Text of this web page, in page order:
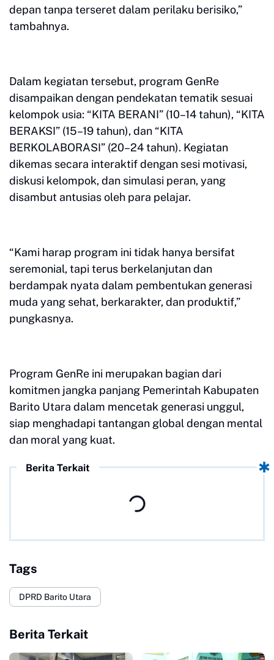
depan tanpa terseret dalam perilaku berisiko,”
tambahnya.
Dalam kegiatan tersebut, program GenRe
disampaikan dengan pendekatan tematik sesuai
kelompok usia: “KITA BERANI” (10–14 tahun), “KITA
BERAKSI” (15–19 tahun), dan “KITA
BERKOLABORASI” (20–24 tahun). Kegiatan
dikemas secara interaktif dengan sesi motivasi,
diskusi kelompok, dan simulasi peran, yang
disambut antusias oleh para pelajar.
“Kami harap program ini tidak hanya bersifat
seremonial, tapi terus berkelanjutan dan
berdampak nyata dalam pembentukan generasi
muda yang sehat, berkarakter, dan produktif,”
pungkasnya.
Program GenRe ini merupakan bagian dari
komitmen jangka panjang Pemerintah Kabupaten
Barito Utara dalam mencetak generasi unggul,
siap menghadapi tantangan global dengan mental
dan moral yang kuat.
Berita Terkait
Tags
DPRD Barito Utara
Berita Terkait